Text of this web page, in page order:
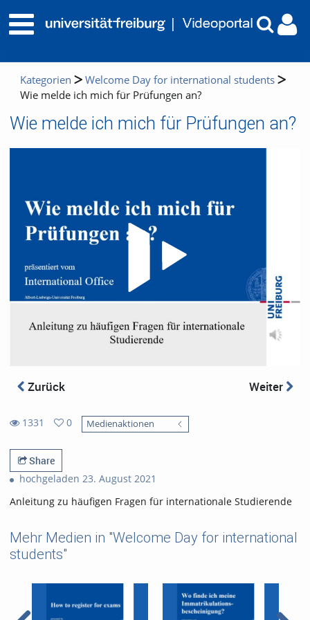
Kategorien
Welcome Day for international students
Wie melde ich mich für Prüfungen an?
Wie melde ich mich für Prüfungen an?
Zurück Weiter
1331
views
0
favorites
Medienaktionen
Share
hochgeladen 23. August 2021
Anleitung zu häufigen Fragen für internationale Studierende
Mehr Medien in "Welcome Day for international
students"